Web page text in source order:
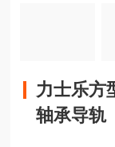
力士乐方
轴承导轨